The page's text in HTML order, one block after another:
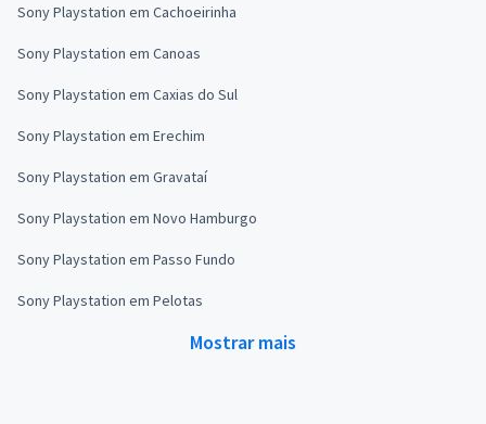
Sony Playstation em Cachoeirinha
Sony Playstation em Canoas
Sony Playstation em Caxias do Sul
Sony Playstation em Erechim
Sony Playstation em Gravataí
Sony Playstation em Novo Hamburgo
Sony Playstation em Passo Fundo
Sony Playstation em Pelotas
Mostrar mais